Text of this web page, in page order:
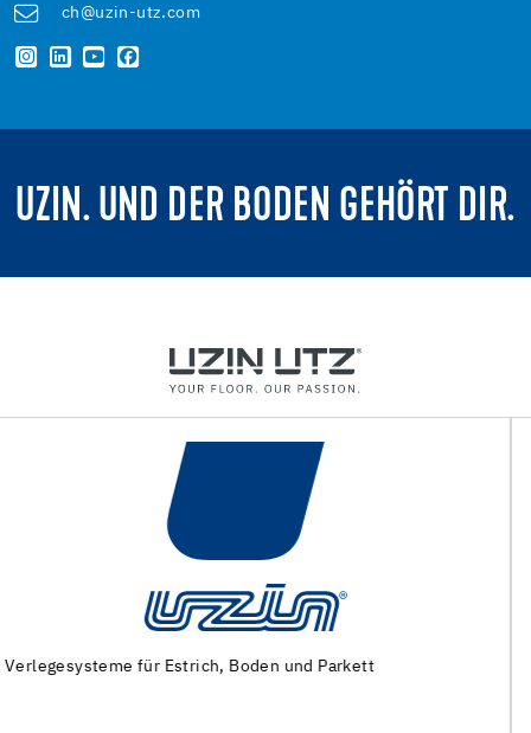
ch@uzin-utz.com
UZIN. UND DER BODEN GEHÖRT DIR.
Maschinen und Spezialwerkzeuge zur